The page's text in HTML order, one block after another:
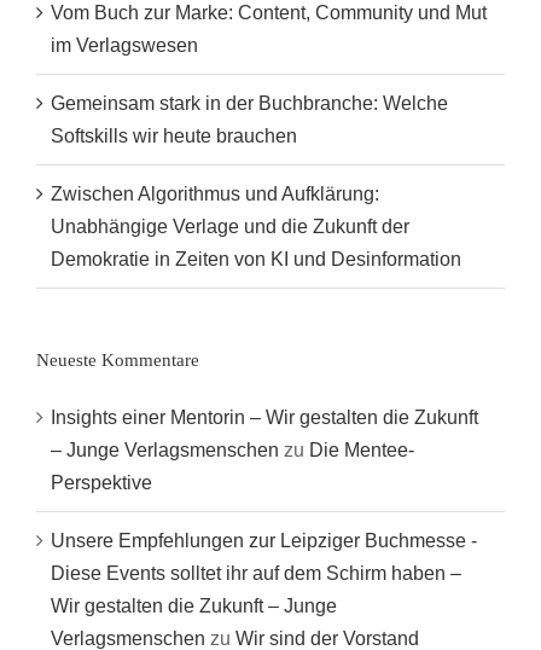
Vom Buch zur Marke: Content, Community und Mut
im Verlagswesen
Gemeinsam stark in der Buchbranche: Welche
Softskills wir heute brauchen
Zwischen Algorithmus und Aufklärung:
Unabhängige Verlage und die Zukunft der
Demokratie in Zeiten von KI und Desinformation
Neueste Kommentare
Insights einer Mentorin – Wir gestalten die Zukunft
– Junge Verlagsmenschen zu Die Mentee-
Perspektive
Unsere Empfehlungen zur Leipziger Buchmesse -
Diese Events solltet ihr auf dem Schirm haben –
Wir gestalten die Zukunft – Junge
Verlagsmenschen zu Wir sind der Vorstand